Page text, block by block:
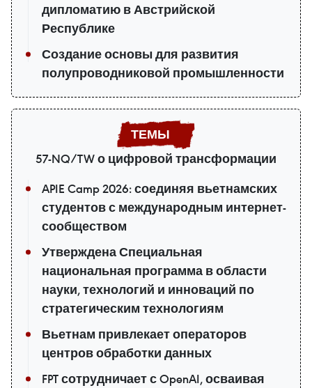
дипломатию в Австрийской
Республике
Создание основы для развития
полупроводниковой промышленности
57-NQ/TW о цифровой трансформации
APIE Camp 2026: соединяя вьетнамских
студентов с международным интернет-
сообществом
Утверждена Специальная
национальная программа в области
науки, технологий и инноваций по
стратегическим технологиям
Вьетнам привлекает операторов
центров обработки данных
FPT сотрудничает с OpenAI, осваивая